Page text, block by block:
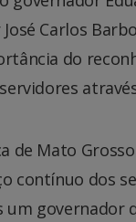
Carlos
do
de Mato
contínuo dos
um governador